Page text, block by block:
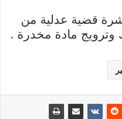
قضية عدلية من
مادة مخدرة .